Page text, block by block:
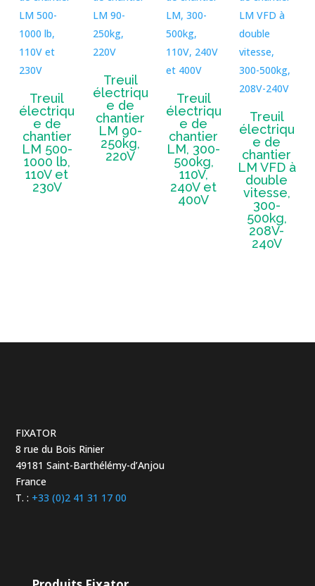
Treuil
électriqu
e de
chantier
LM 500-
1000 lb,
110V et
230V
Treuil
électriqu
e de
chantier
LM 90-
250kg,
220V
Treuil
électriqu
e de
chantier
LM, 300-
500kg,
110V,
240V et
400V
Treuil
électriqu
e de
chantier
LM VFD à
double
vitesse,
300-
500kg,
208V-
240V
FIXATOR
8 rue du Bois Rinier
49181 Saint-Barthélémy-d’Anjou
France
T. : +33 (0)2 41 31 17 00